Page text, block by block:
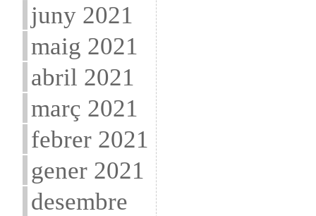
juny 2021
maig 2021
abril 2021
març 2021
febrer 2021
gener 2021
desembre